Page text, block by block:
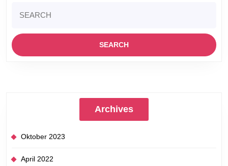
for:
Archives
Oktober 2023
April 2022